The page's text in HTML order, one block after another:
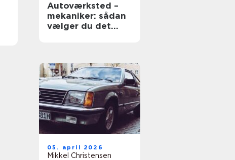
Autoværksted –
mekaniker: sådan
vælger du det
05. april 2026
Mikkel Christensen